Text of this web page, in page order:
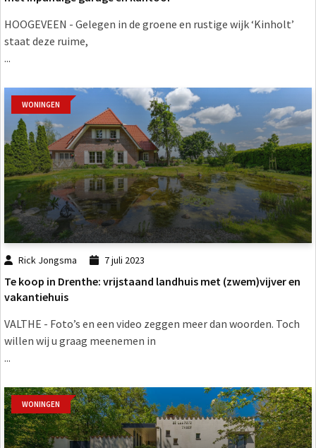
HOOGEVEEN - Gelegen in de groene en rustige wijk ‘Kinholt’
staat deze ruime,
...
WONINGEN
Rick Jongsma 7 juli 2023
Te koop in Drenthe: vrijstaand landhuis met (zwem)vijver en
vakantiehuis
VALTHE - Foto’s en een video zeggen meer dan woorden. Toch
willen wij u graag meenemen in
...
WONINGEN